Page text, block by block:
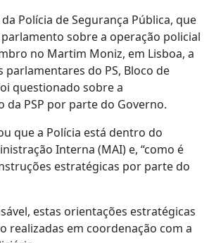
Polícia de Segurança Pública, que
sobre a operação policial
no Martim Moniz, em Lisboa, a
do PS, Bloco de
questionado sobre a
da PSP por parte do Governo.
que a Polícia está dentro do
Interna (MAI) e, “como é
estratégicas por parte do
estas orientações estratégicas
realizadas em coordenação com a